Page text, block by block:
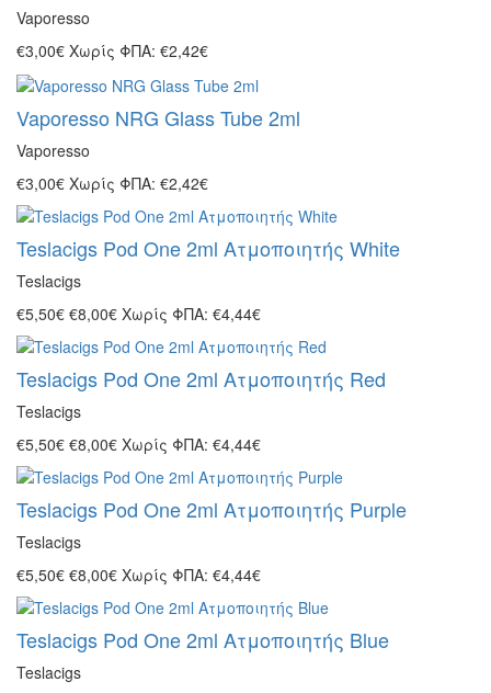
Vaporesso
€3,00€ Χωρίς ΦΠΑ: €2,42€
Vaporesso NRG Glass Tube 2ml
Vaporesso
€3,00€ Χωρίς ΦΠΑ: €2,42€
Teslacigs Pod One 2ml Ατμοποιητής White
Teslacigs
€5,50€ €8,00€ Χωρίς ΦΠΑ: €4,44€
Teslacigs Pod One 2ml Ατμοποιητής Red
Teslacigs
€5,50€ €8,00€ Χωρίς ΦΠΑ: €4,44€
Teslacigs Pod One 2ml Ατμοποιητής Purple
Teslacigs
€5,50€ €8,00€ Χωρίς ΦΠΑ: €4,44€
Teslacigs Pod One 2ml Ατμοποιητής Blue
Teslacigs